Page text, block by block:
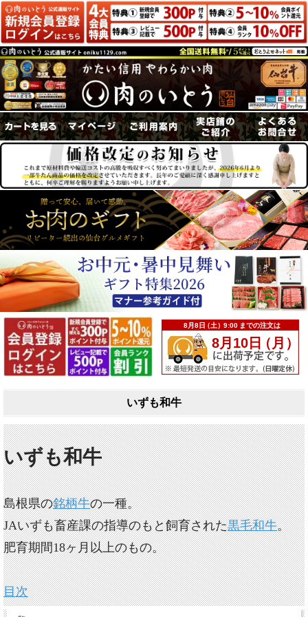
いずも和牛
いずも和牛
島根県の銘柄牛の一種。
JAいずも畜産課の指導のもと飼育された黒毛和牛。
肥育期間18ヶ月以上のもの。
目次